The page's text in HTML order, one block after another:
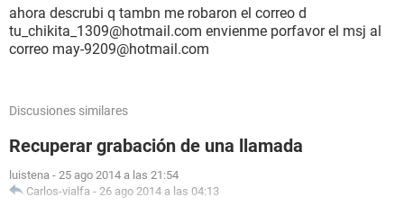
ahora descrubi q tambn me robaron el correo d
tu_chikita_1309@hotmail.com envienme porfavor el msj al
correo may-9209@hotmail.com
Discusiones similares
Recuperar grabación de una llamada
luistena - 25 ago 2014 a las 21:54
Carlos-vialfa - 26 ago 2014 a las 04:13